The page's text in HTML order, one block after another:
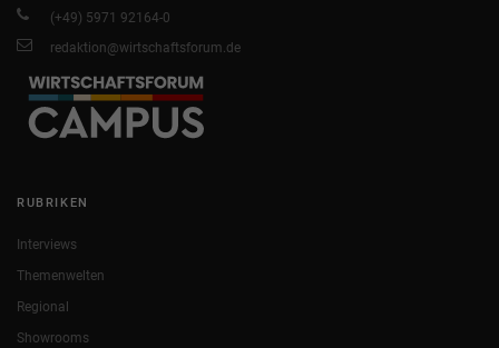
(+49) 5971 92164-0
redaktion@wirtschaftsforum.de
RUBRIKEN
Interviews
Themenwelten
Regional
Showrooms